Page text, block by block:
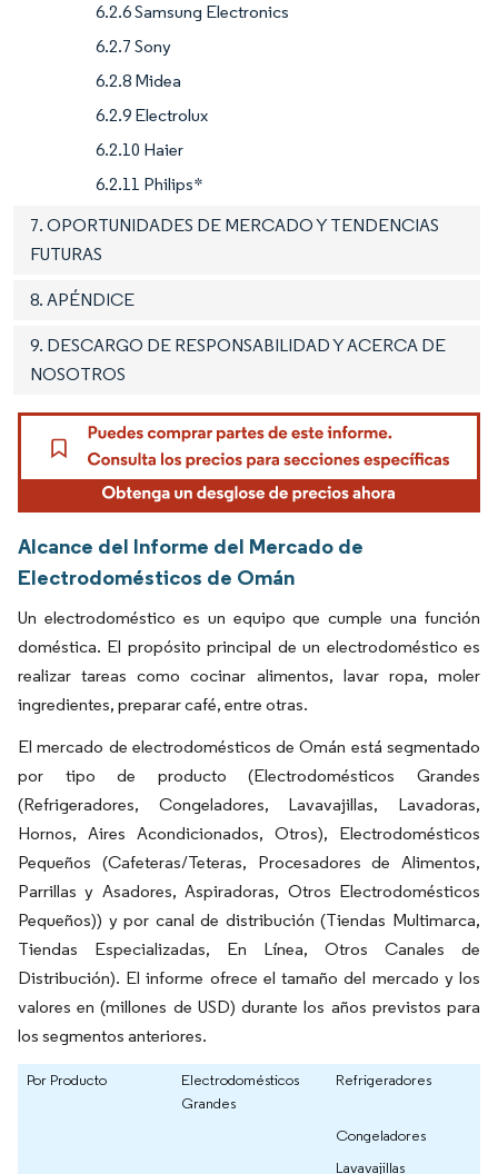
6.2.6 Samsung Electronics
6.2.7 Sony
6.2.8 Midea
6.2.9 Electrolux
6.2.10 Haier
6.2.11 Philips*
7. OPORTUNIDADES DE MERCADO Y TENDENCIAS
FUTURAS
8. APÉNDICE
9. DESCARGO DE RESPONSABILIDAD Y ACERCA DE
NOSOTROS
Alcance del Informe del Mercado de
Electrodomésticos de Omán
Un electrodoméstico es un equipo que cumple una función
doméstica. El propósito principal de un electrodoméstico es
realizar tareas como cocinar alimentos, lavar ropa, moler
ingredientes, preparar café, entre otras.
El mercado de electrodomésticos de Omán está segmentado
por tipo de producto (Electrodomésticos Grandes
(Refrigeradores, Congeladores, Lavavajillas, Lavadoras,
Hornos, Aires Acondicionados, Otros), Electrodomésticos
Pequeños (Cafeteras/Teteras, Procesadores de Alimentos,
Parrillas y Asadores, Aspiradoras, Otros Electrodomésticos
Pequeños)) y por canal de distribución (Tiendas Multimarca,
Tiendas Especializadas, En Línea, Otros Canales de
Distribución). El informe ofrece el tamaño del mercado y los
valores en (millones de USD) durante los años previstos para
los segmentos anteriores.
Por Producto
Electrodomésticos
Grandes
Refrigeradores
Congeladores
Lavavajillas